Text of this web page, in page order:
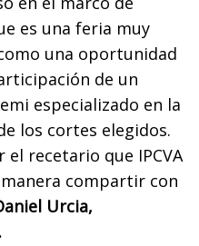
es una feria muy
una oportunidad
de un
especializado en la
los cortes elegidos.
recetario que IPCVA
compartir con
Urcia,